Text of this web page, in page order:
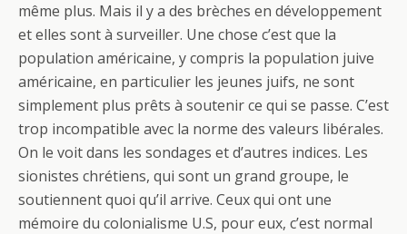
même plus. Mais il y a des brèches en développement
et elles sont à surveiller. Une chose c’est que la
population américaine, y compris la population juive
américaine, en particulier les jeunes juifs, ne sont
simplement plus prêts à soutenir ce qui se passe. C’est
trop incompatible avec la norme des valeurs libérales.
On le voit dans les sondages et d’autres indices. Les
sionistes chrétiens, qui sont un grand groupe, le
soutiennent quoi qu’il arrive. Ceux qui ont une
mémoire du colonialisme U.S, pour eux, c’est normal